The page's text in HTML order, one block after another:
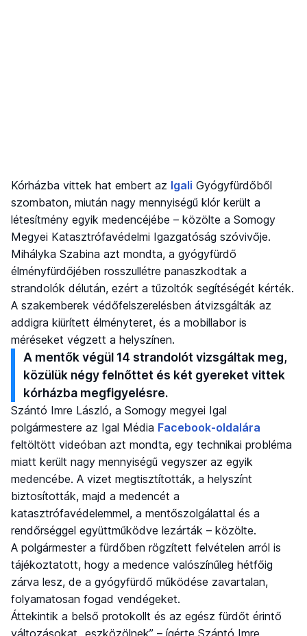
Kórházba vittek hat embert az Igali Gyógyfürdőből
szombaton, miután nagy mennyiségű klór került a
létesítmény egyik medencéjébe – közölte a Somogy
Megyei Katasztrófavédelmi Igazgatóság szóvivője.
Mihályka Szabina azt mondta, a gyógyfürdő
élményfürdőjében rosszullétre panaszkodtak a
strandolók délután, ezért a tűzoltók segítéségét kérték.
A szakemberek védőfelszerelésben átvizsgálták az
addigra kiürített élményteret, és a mobillabor is
méréseket végzett a helyszínen.
A mentők végül 14 strandolót vizsgáltak meg,
közülük négy felnőttet és két gyereket vittek
kórházba megfigyelésre.
Szántó Imre László, a Somogy megyei Igal
polgármestere az Igal Média Facebook-oldalára
feltöltött videóban azt mondta, egy technikai probléma
miatt került nagy mennyiségű vegyszer az egyik
medencébe. A vizet megtisztították, a helyszínt
biztosították, majd a medencét a
katasztrófavédelemmel, a mentőszolgálattal és a
rendőrséggel együttműködve lezárták – közölte.
A polgármester a fürdőben rögzített felvételen arról is
tájékoztatott, hogy a medence valószínűleg hétfőig
zárva lesz, de a gyógyfürdő működése zavartalan,
folyamatosan fogad vendégeket.
Áttekintik a belső protokollt és az egész fürdőt érintő